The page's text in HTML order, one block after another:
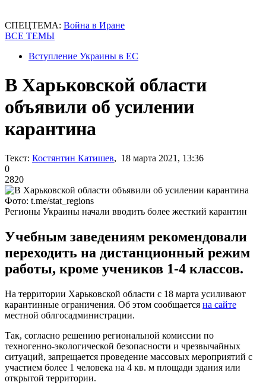
СПЕЦТЕМА: Война в Иране
ВСЕ ТЕМЫ
Вступление Украины в ЕС
В Харьковской области
объявили об усилении
карантина
Текст: Костянтин Катишев, 18 марта 2021, 13:36
0
2820
Фото: t.me/stat_regions
Регионы Украины начали вводить более жесткий карантин
Учебным заведениям рекомендовали
переходить на дистанционный режим
работы, кроме учеников 1-4 классов.
На территории Харьковской области с 18 марта усиливают
карантинные ограничения. Об этом сообщается на сайте
местной облгосадминистрации.
Так, согласно решению региональной комиссии по
техногенно-экологической безопасности и чрезвычайных
ситуаций, запрещается проведение массовых мероприятий с
участием более 1 человека на 4 кв. м площади здания или
открытой территории.